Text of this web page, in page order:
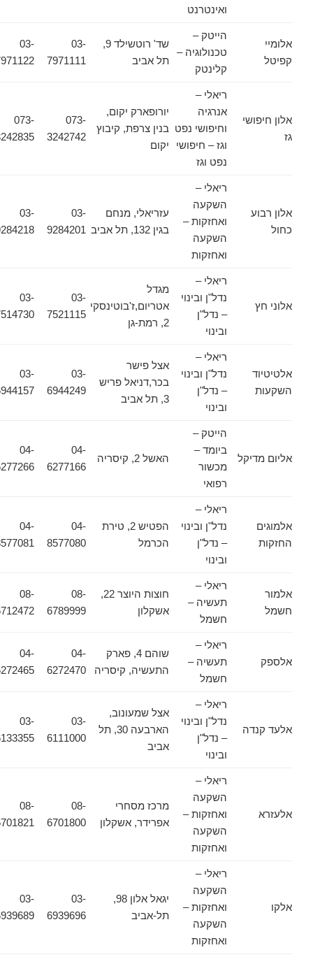
ואינטרנט
אלומיי
קפיטל
הייטק –
טכנולוגיה –
קלינטק
שד' רוטשילד 9,
תל אביב
03-
7971111
03-
7971122
אלון חיפושי
ריאלי –
אנרגיה
וחיפושי נפט
וגז – חיפושי
נפט וגז
יורופארק יקום,
בנין צרפת, קיבוץ
יקום
073-
3242742
073-
3242835
אלון רבוע
כחול
ריאלי –
השקעה
ואחזקות –
השקעה
ואחזקות
עזריאלי, מנחם
בגין 132, תל אביב
03-
9284201
03-
9284218
אלוני חץ
ריאלי –
נדל"ן ובינוי
– נדל"ן
ובינוי
מגדל
אטריום,ז'בוטינסקי
03-
7521115
03-
7514730
אלטיטיוד
השקעות
ריאלי –
נדל"ן ובינוי
– נדל"ן
ובינוי
אצל פישר
בכר,דניאל פריש
03-
6944249
03-
6944157
אליום מדיקל
הייטק –
ביומד –
מכשור
רפואי
האשל 2, קיסריה
04-
6277166
04-
6277266
אלמוגים
החזקות
ריאלי –
נדל"ן ובינוי
– נדל"ן
ובינוי
הפטיש 2, טירת
הכרמל
04-
8577080
04-
8577081
אלמור
חשמל
ריאלי –
תעשיה –
חשמל
חוצות היוצר 22,
אשקלון
08-
6789999
08-
6712472
אלספק
ריאלי –
תעשיה –
חשמל
שוהם 4, פארק
התעשיה, קיסריה
04-
6272470
04-
6272465
אלעד קנדה
ריאלי –
נדל"ן ובינוי
– נדל"ן
ובינוי
אצל שמעונוב,
הארבעה 30, תל
אביב
03-
6111000
03-
6133355
אלעזרא
ריאלי –
השקעה
ואחזקות –
השקעה
ואחזקות
מרכז מסחרי
אפרידר, אשקלון
08-
6701800
08-
6701821
אלקו
ריאלי –
השקעה
ואחזקות –
השקעה
ואחזקות
יגאל אלון 98,
תל-אביב
03-
6939696
03-
6939689